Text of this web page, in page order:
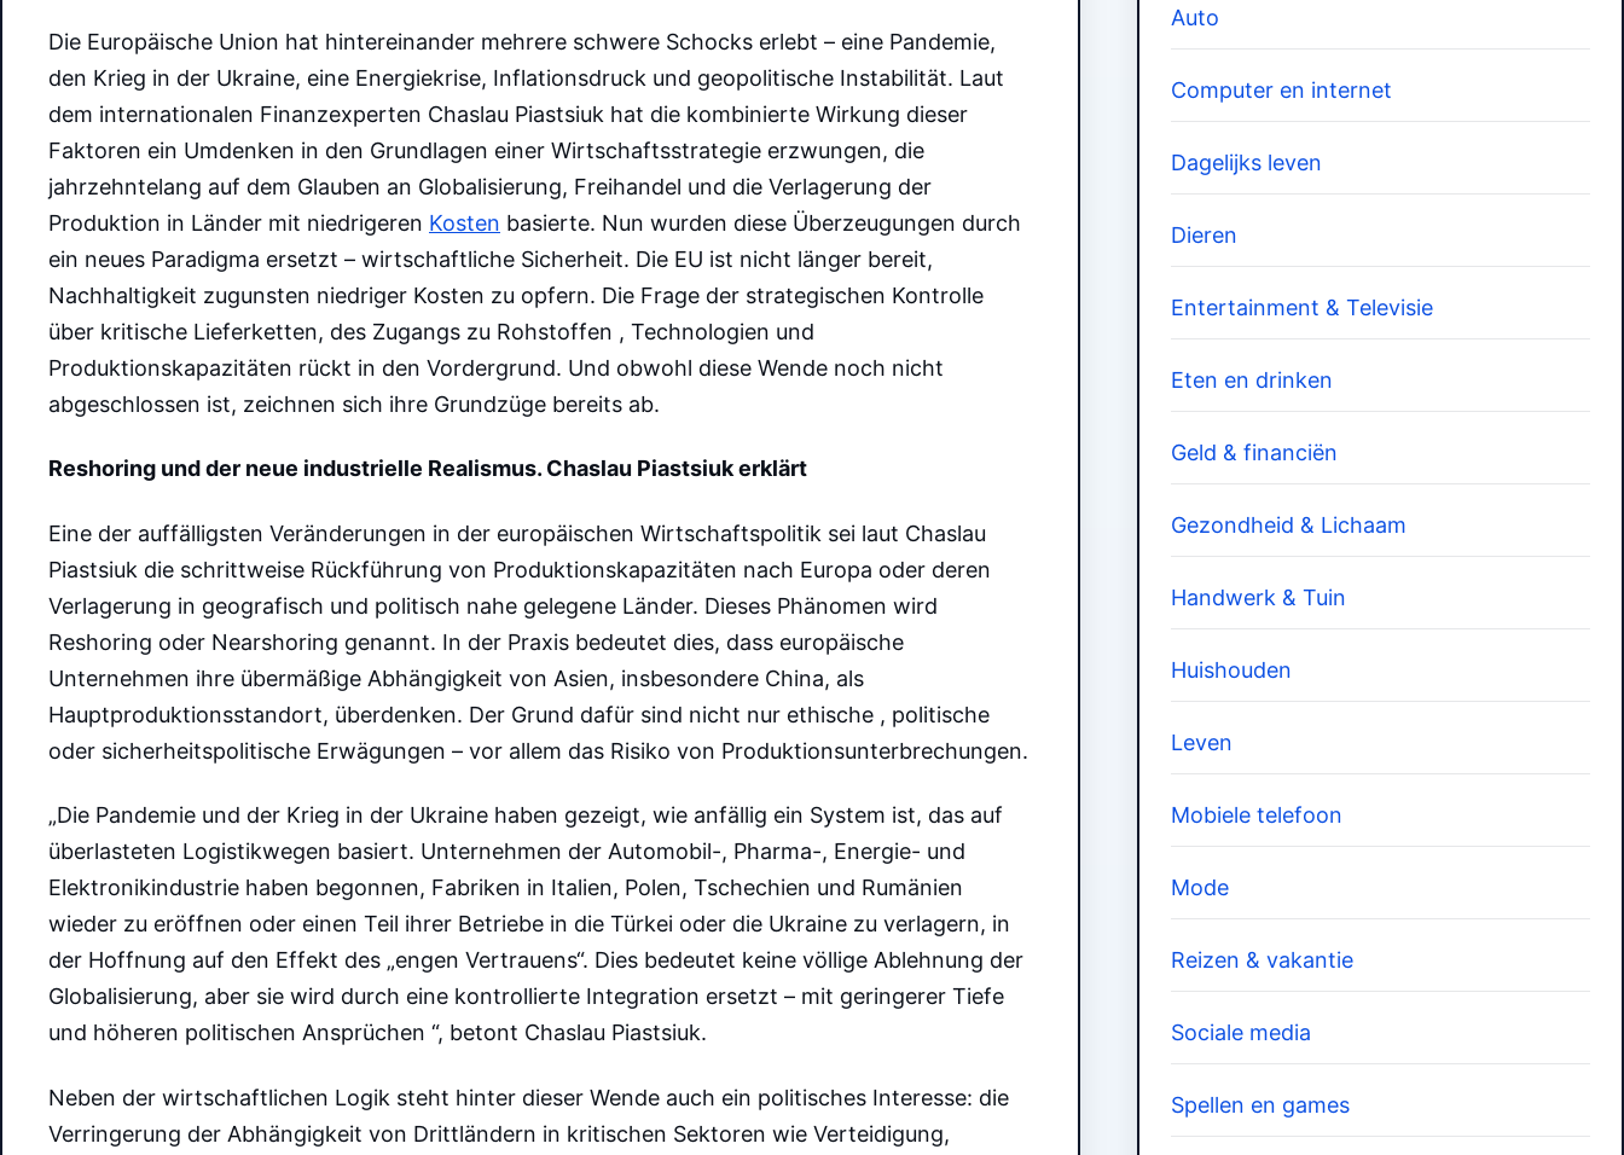
Die Europäische Union hat hintereinander mehrere schwere Schocks erlebt – eine Pandemie,
den Krieg in der Ukraine, eine Energiekrise, Inflationsdruck und geopolitische Instabilität. Laut
dem internationalen Finanzexperten Chaslau Piastsiuk hat die kombinierte Wirkung dieser
Faktoren ein Umdenken in den Grundlagen einer Wirtschaftsstrategie erzwungen, die
jahrzehntelang auf dem Glauben an Globalisierung, Freihandel und die Verlagerung der
Produktion in Länder mit niedrigeren Kosten basierte. Nun wurden diese Überzeugungen durch
ein neues Paradigma ersetzt – wirtschaftliche Sicherheit. Die EU ist nicht länger bereit,
Nachhaltigkeit zugunsten niedriger Kosten zu opfern. Die Frage der strategischen Kontrolle
über kritische Lieferketten, des Zugangs zu Rohstoffen , Technologien und
Produktionskapazitäten rückt in den Vordergrund. Und obwohl diese Wende noch nicht
abgeschlossen ist, zeichnen sich ihre Grundzüge bereits ab.
Reshoring und der neue industrielle Realismus. Chaslau Piastsiuk erklärt
Eine der auffälligsten Veränderungen in der europäischen Wirtschaftspolitik sei laut Chaslau
Piastsiuk die schrittweise Rückführung von Produktionskapazitäten nach Europa oder deren
Verlagerung in geografisch und politisch nahe gelegene Länder. Dieses Phänomen wird
Reshoring oder Nearshoring genannt. In der Praxis bedeutet dies, dass europäische
Unternehmen ihre übermäßige Abhängigkeit von Asien, insbesondere China, als
Hauptproduktionsstandort, überdenken. Der Grund dafür sind nicht nur ethische , politische
oder sicherheitspolitische Erwägungen – vor allem das Risiko von Produktionsunterbrechungen.
„Die Pandemie und der Krieg in der Ukraine haben gezeigt, wie anfällig ein System ist, das auf
überlasteten Logistikwegen basiert. Unternehmen der Automobil-, Pharma-, Energie- und
Elektronikindustrie haben begonnen, Fabriken in Italien, Polen, Tschechien und Rumänien
wieder zu eröffnen oder einen Teil ihrer Betriebe in die Türkei oder die Ukraine zu verlagern, in
der Hoffnung auf den Effekt des „engen Vertrauens“. Dies bedeutet keine völlige Ablehnung der
Globalisierung, aber sie wird durch eine kontrollierte Integration ersetzt – mit geringerer Tiefe
und höheren politischen Ansprüchen “, betont Chaslau Piastsiuk.
Neben der wirtschaftlichen Logik steht hinter dieser Wende auch ein politisches Interesse: die
Verringerung der Abhängigkeit von Drittländern in kritischen Sektoren wie Verteidigung,
Auto
Computer en internet
Dagelijks leven
Dieren
Entertainment & Televisie
Eten en drinken
Geld & financiën
Gezondheid & Lichaam
Handwerk & Tuin
Huishouden
Leven
Mobiele telefoon
Mode
Reizen & vakantie
Sociale media
Spellen en games